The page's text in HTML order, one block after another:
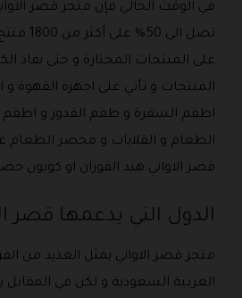
في الوقت الحالي فإن متجر قصر
تصل الى
على المنتجات المختارة و حتى نفاذ
المنتجات و تأتي على اجهزة القهوة و
اطقم السفرة و طقم القدور و
الطعام و القلايات و محضر
قصر الاواني هند الفوزان او كوبون
الدول التي يدعمها قصر
متجر قصر الاواني يمثل العديد من
العربية السعودية و لكن في المقابل